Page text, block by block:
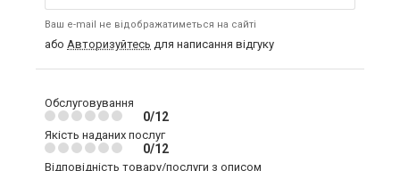
Ваш e-mail не відображатиметься на сайті
або Авторизуйтесь для написання відгуку
Обслуговування
0/12
Якість наданих послуг
0/12
Відповідність товару/послуги з описом